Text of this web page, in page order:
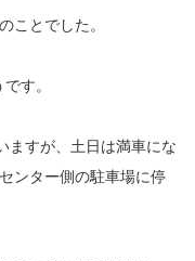
ことでした。
す。
ますが、土日は満車にな
ンター側の駐車場に停